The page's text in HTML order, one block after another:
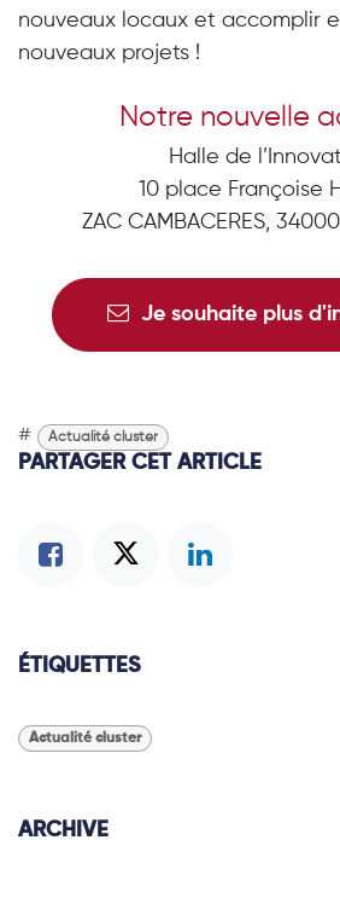
nouveaux locaux et accomplir
nouveaux projets !
Notre nouvelle
Halle de
10 place Françoise
ZAC CAMBACERES,
Je souhaite plus
# Actualité cluster
PARTAGER CET ARTICLE
ÉTIQUETTES
Actualité cluster
ARCHIVE